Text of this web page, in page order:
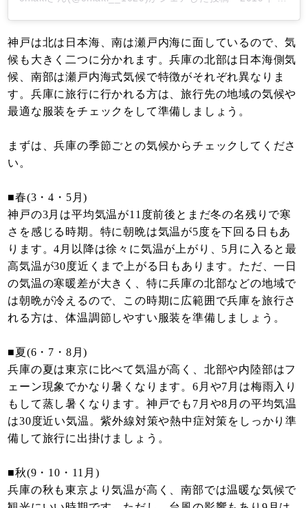
神戸は北は日本海、南は瀬戸内海に面しているので、気
候も大きく二つに分かれます。兵庫の北部は日本海側気
候、南部は瀬戸内海式気候で特徴がそれぞれ異なりま
す。兵庫に旅行に行かれる方は、旅行先の地域の気候や
最適な服装をチェックをして準備しましょう。
まずは、兵庫の季節ごとの気候からチェックしてくださ
い。
■春(3・4・5月)
神戸の3月は平均気温が11度前後とまだ冬の名残りで寒
さを感じる時期。特に朝晩は気温が5度を下回る日もあ
ります。4月以降は徐々に気温が上がり、5月に入ると最
高気温が30度近くまで上がる日もあります。ただ、一日
の気温の寒暖差が大きく、特に兵庫の北部などの地域で
は朝晩が冷えるので、この時期に広範囲で兵庫を旅行さ
れる方は、体温調節しやすい服装を準備しましょう。
■夏(6・7・8月)
兵庫の夏は東京に比べて気温が高く、北部や内陸部はフ
ェーン現象でかなり暑くなります。6月や7月は梅雨入り
もして蒸し暑くなります。神戸でも7月や8月の平均気温
は30度近い気温。紫外線対策や熱中症対策をしっかり準
備して旅行に出掛けましょう。
■秋(9・10・11月)
兵庫の秋も東京より気温が高く、南部では温暖な気候で